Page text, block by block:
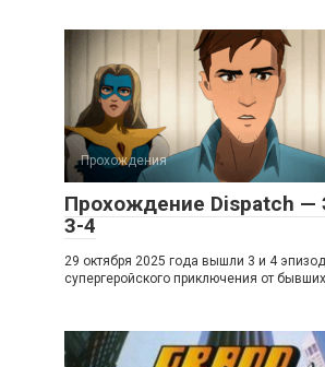
Прохождения
Прохождение Dispatch —
3-4
29 октября 2025 года вышли 3 и 4
супергеройского приключения от